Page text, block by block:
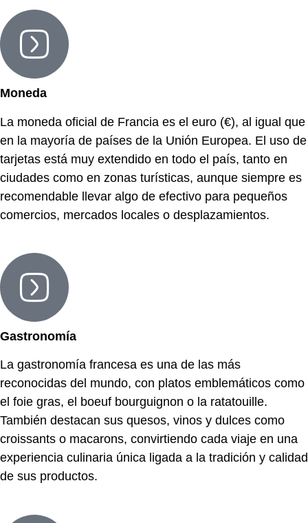
Moneda
La moneda oficial de Francia es el euro (€), al igual que
en la mayoría de países de la Unión Europea. El uso de
tarjetas está muy extendido en todo el país, tanto en
ciudades como en zonas turísticas, aunque siempre es
recomendable llevar algo de efectivo para pequeños
comercios, mercados locales o desplazamientos.
Gastronomía
La gastronomía francesa es una de las más
reconocidas del mundo, con platos emblemáticos como
el foie gras, el boeuf bourguignon o la ratatouille.
También destacan sus quesos, vinos y dulces como
croissants o macarons, convirtiendo cada viaje en una
experiencia culinaria única ligada a la tradición y calidad
de sus productos.